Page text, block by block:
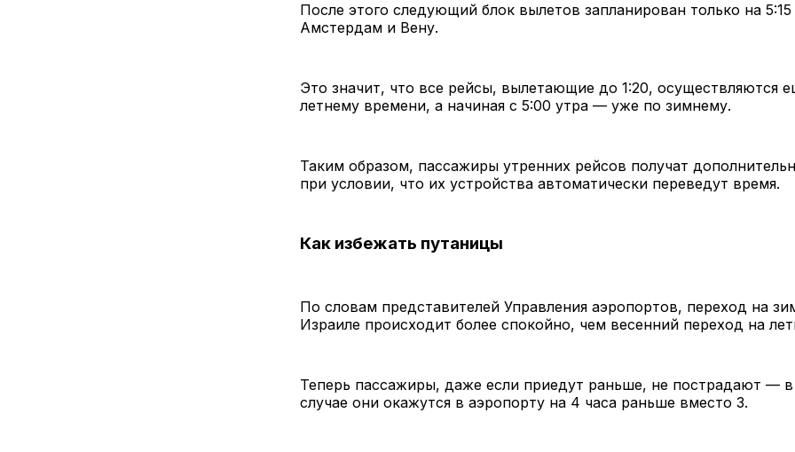
После этого следующий блок вылетов запланирован только на
Амстердам и Вену.
Это значит, что все рейсы, вылетающие до 1:20, осуществляются
летнему времени, а начиная с 5:00 утра — уже по зимнему.
Таким образом, пассажиры утренних рейсов получат
при условии, что их устройства автоматически переведут время.
Как избежать путаницы
По словам представителей Управления аэропортов, переход на
Израиле происходит более спокойно, чем весенний переход на
Теперь пассажиры, даже если приедут раньше, не пострадают —
случае они окажутся в аэропорту на 4 часа раньше вместо 3.